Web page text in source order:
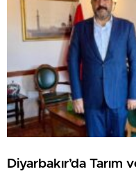
Diyarbakır’da Tarım